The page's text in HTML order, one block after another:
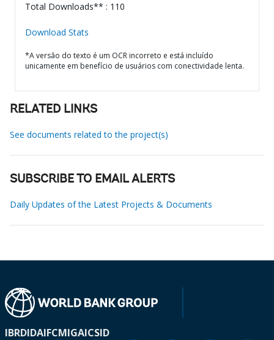
Total Downloads** : 110
Download Stats
*A versão do texto é um OCR incorreto e está incluído
unicamente em benefício de usuários com conectividade lenta.
RELATED LINKS
See documents related to the project(s)
SUBSCRIBE TO EMAIL ALERTS
Daily Updates of the Latest Projects & Documents
IBRDIDAIFCMIGAICSID